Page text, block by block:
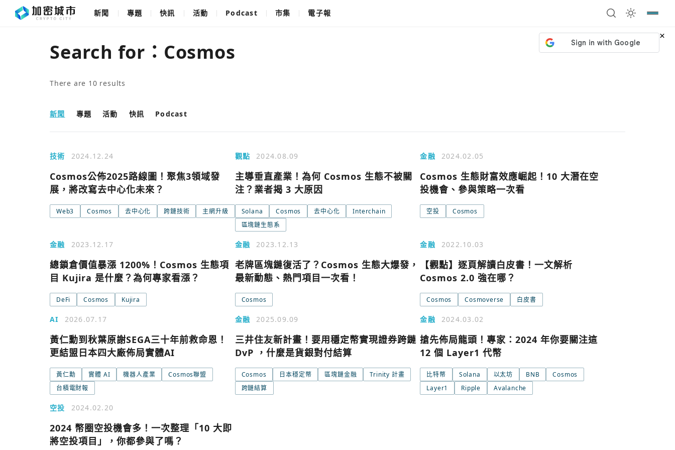
新聞 專題 快訊 活動 Podcast 市集 電子報
Search for： Cosmos
There are 10 results
新聞 專題 活動 快訊 Podcast
技術 2024.12.24
Cosmos公佈2025路線圖！聚焦3領域發
展，將改寫去中心化未來？
Web3 Cosmos 去中心化 跨鏈技術 主網升級
觀點 2024.08.09
主導垂直產業！為何 Cosmos 生態不被關
注？業者揭 3 大原因
Solana Cosmos 去中心化
Interchain
區塊鏈生態系
金融 2024.02.05
Cosmos 生態財富效應崛起！10 大潛在空
投機會、參與策略一次看
空投 Cosmos
金融 2023.12.17
總鎖倉價值暴漲 1200%！Cosmos 生態項
目 Kujira 是什麼？為何專家看漲？
DeFi Cosmos Kujira
金融 2023.12.13
老牌區塊鏈復活了？Cosmos 生態大爆發，
最新動態、熱門項目一次看！
Cosmos
金融 2022.10.03
【觀點】逐頁解讀白皮書！一文解析
Cosmos 2.0 強在哪？
Cosmos Cosmoverse 白皮書
AI 2026.07.17
黃仁勳到秋葉原謝SEGA三十年前救命恩！
更結盟日本四大廠佈局實體AI
黃仁勳 實體 AI 機器人產業
Cosmos聯盟
台積電財報
金融 2025.09.09
三井住友新計畫！要用穩定幣實現證券跨鏈
DvP ，什麼是貨銀對付結算
Cosmos 日本穩定幣 區塊鏈金融
Trinity 計畫
跨鏈結算
金融 2024.03.02
搶先佈局龍頭！專家：2024 年你要關注這
12 個 Layer1 代幣
比特幣 Solana 以太坊 BNB
Cosmos
Layer1
Ripple Avalanche
空投 2024.02.20
2024 幣圈空投機會多！一次整理「10 大即
將空投項目」，你都參與了嗎？
今日熱門
使用以下帳號繼續
Google
繼續表示您已同意 服務條款與隱私政策
您已閒置5分鐘，請點擊關閉按鈕或空白處，即可回到加密城市 關閉
×